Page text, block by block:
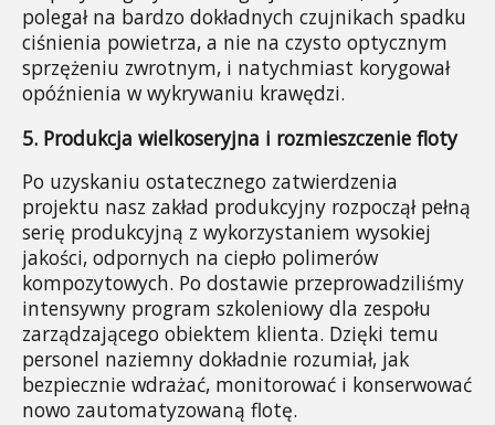
polegał na bardzo dokładnych czujnikach spadku
ciśnienia powietrza, a nie na czysto optycznym
sprzężeniu zwrotnym, i natychmiast korygował
opóźnienia w wykrywaniu krawędzi.
5. Produkcja wielkoseryjna i rozmieszczenie floty
Po uzyskaniu ostatecznego zatwierdzenia
projektu nasz zakład produkcyjny rozpoczął pełną
serię produkcyjną z wykorzystaniem wysokiej
jakości, odpornych na ciepło polimerów
kompozytowych. Po dostawie przeprowadziliśmy
intensywny program szkoleniowy dla zespołu
zarządzającego obiektem klienta. Dzięki temu
personel naziemny dokładnie rozumiał, jak
bezpiecznie wdrażać, monitorować i konserwować
nowo zautomatyzowaną flotę.